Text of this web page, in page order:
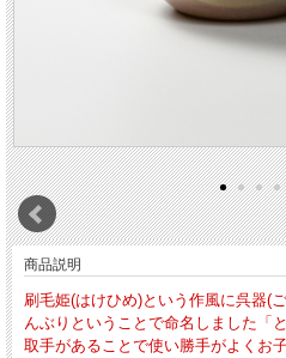
商品説明
刷毛姫(はけひめ)という作風に呉器(
んぶりということで命名しました「
取手があることで使い勝手がよくお